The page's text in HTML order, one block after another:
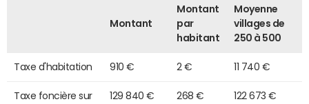
Montant
Montant
par
habitant
Moyenne
villages de
250 à 500
Taxe d'habitation 910 € 2 € 11 740 €
Taxe foncière sur
129 840 € 268 € 122 673 €